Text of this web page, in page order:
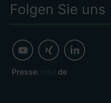
Folgen Sie uns
Presseportal. de